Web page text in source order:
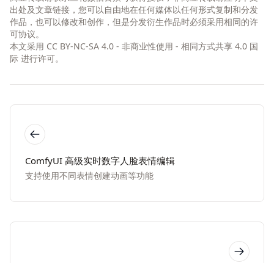
出处及文章链接，您可以自由地在任何媒体以任何形式复制和分发
作品，也可以修改和创作，但是分发衍生作品时必须采用相同的许
可协议。
本文采用 CC BY-NC-SA 4.0 - 非商业性使用 - 相同方式共享 4.0 国
际 进行许可。
ComfyUI 高级实时数字人脸表情编辑
支持使用不同表情创建动画等功能